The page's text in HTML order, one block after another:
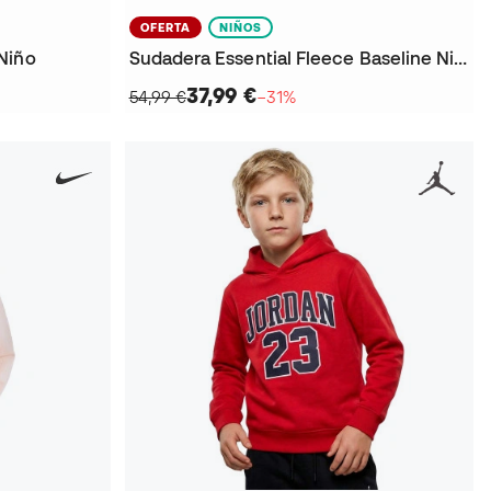
OFERTA NIÑOS
Sudadera Essential Fleece Baseline Niño
54,99 €37,99 €−31%